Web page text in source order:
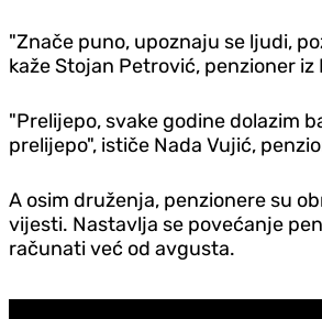
"Znače puno, upoznaju se ljudi,
kaže Stojan Petrović, penzioner iz
"Prelijepo, svake godine dolazim
prelijepo", ističe Nada Vujić,
A osim druženja, penzionere su
vijesti. Nastavlja se povećanje
računati već od avgusta.